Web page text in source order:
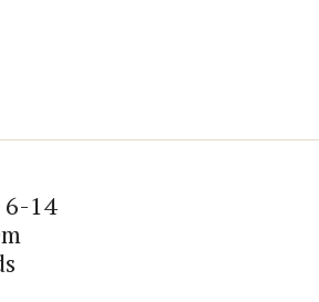
6-14